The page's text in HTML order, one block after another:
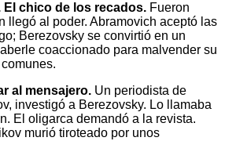
El chico de los recados. Fueron
llegó al poder. Abramovich aceptó las
Berezovsky se convirtió en un
coaccionado para malvender su
al mensajero. Un periodista de
investigó a Berezovsky. Lo llamaba
El oligarca demandó a la revista.
murió tiroteado por unos